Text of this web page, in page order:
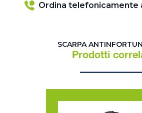
Ordina telefonicamente
SCARPA
Prodotti